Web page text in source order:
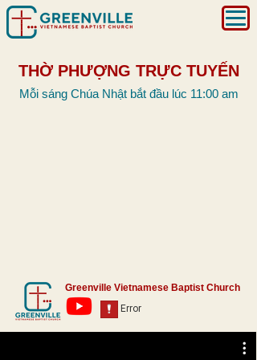
THỜ PHƯỢNG TRỰC TUYẾN
Mỗi sáng Chúa Nhật bắt đầu lúc 11:00 am
Greenville Vietnamese Baptist Church